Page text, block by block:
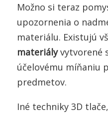
Možno si teraz
upozornenia o
materiálu. Existujú
materiályvytvorené
účelovému míňaniu
predmetov.
Iné techniky 3D